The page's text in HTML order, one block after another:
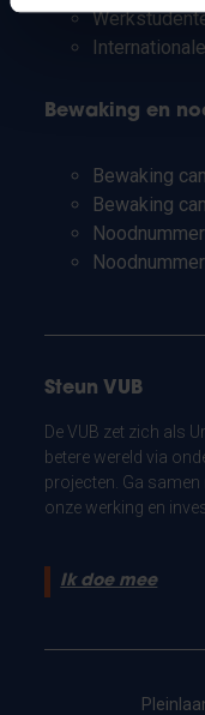
Bewaking en
Bewaking
Bewaking
Steun VUB
De VUB zet zich als
betere wereld via
projecten. Ga
onze werking en
Ik doe mee